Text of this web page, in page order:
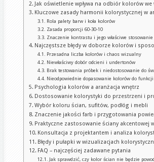
Jak oświetlenie wpływa na odbiór kolorów we
Kluczowe zasady harmonii kolorystycznej w
Rola palety barw i koła kolorów
Zasada proporcji 60-30-10
Znaczenie kontrastu i jego właściwe stosowanie
Najczęstsze błędy w doborze kolorów i
Przesadna liczba kolorów i chaos wizualny
Niewłaściwy dobór odcieni i undertonów
Brak testowania próbek i niedostosowanie do
Nieodpowiednie dopasowanie kolorów do
Psychologia kolorów a aranżacja wnętrz
Dostosowanie kolorystyki do przestrzeni i
Wybór koloru ścian, sufitów, podłóg i mebli
Znaczenie jakości farb i przygotowania
Praktyczne zastosowanie ściany akcentowej
Konsultacja z projektantem i analiza
Błędy i pułapki w wizualizacjach
FAQ – najczęściej zadawane pytania
Jak sprawdzić, czy kolor ścian nie będzie